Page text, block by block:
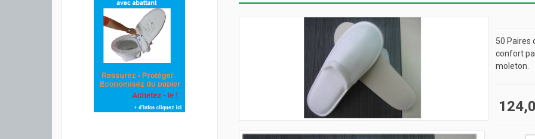
50 Paires
confort
moleton.